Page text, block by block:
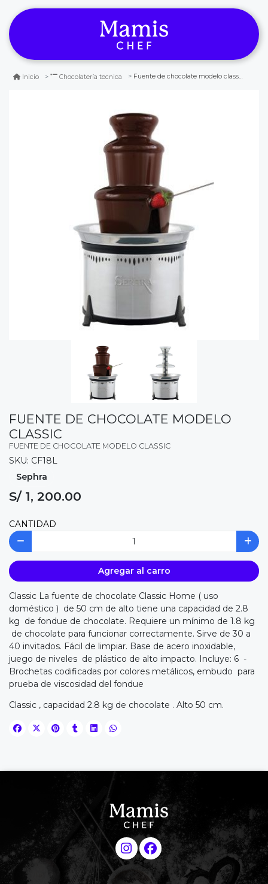
Inicio Chocolatería tecnica Fuente de chocolate modelo classic
FUENTE DE CHOCOLATE MODELO
CLASSIC
FUENTE DE CHOCOLATE MODELO CLASSIC
SKU: CF18L
Sephra
S/ 1, 200.00
CANTIDAD
Agregar al carro
Classic La fuente de chocolate Classic Home ( uso
doméstico ) de 50 cm de alto tiene una capacidad de 2.8
kg de fondue de chocolate. Requiere un mínimo de 1.8 kg
de chocolate para funcionar correctamente. Sirve de 30 a
40 invitados. Fácil de limpiar. Base de acero inoxidable,
juego de niveles de plástico de alto impacto. Incluye: 6 -
Brochetas codificadas por colores metálicos, embudo para
prueba de viscosidad del fondue
Classic , capacidad 2.8 kg de chocolate . Alto 50 cm.